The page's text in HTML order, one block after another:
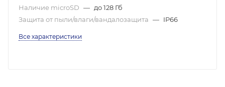
Наличие microSD — до 128 Гб
Защита от пыли/влаги/вандалозащита — IP66
Все характеристики